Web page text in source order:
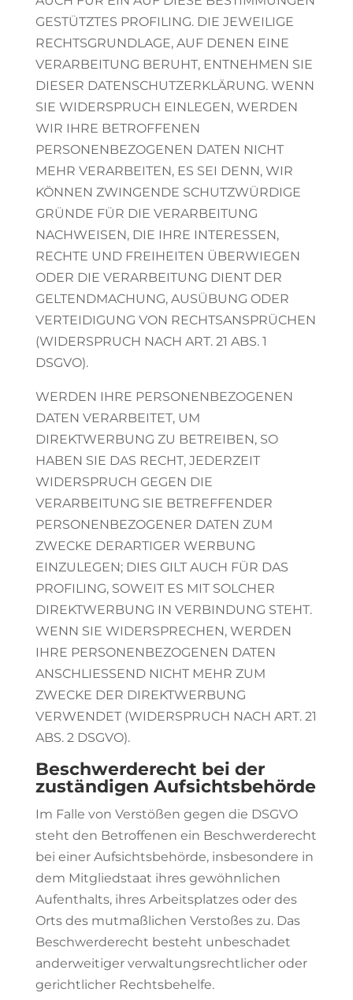
GESTÜTZTES PROFILING. DIE JEWEILIGE
RECHTSGRUNDLAGE, AUF DENEN EINE
VERARBEITUNG BERUHT, ENTNEHMEN SIE
DIESER DATENSCHUTZERKLÄRUNG. WENN
SIE WIDERSPRUCH EINLEGEN, WERDEN
WIR IHRE BETROFFENEN
PERSONENBEZOGENEN DATEN NICHT
MEHR VERARBEITEN, ES SEI DENN, WIR
KÖNNEN ZWINGENDE SCHUTZWÜRDIGE
GRÜNDE FÜR DIE VERARBEITUNG
NACHWEISEN, DIE IHRE INTERESSEN,
RECHTE UND FREIHEITEN ÜBERWIEGEN
ODER DIE VERARBEITUNG DIENT DER
GELTENDMACHUNG, AUSÜBUNG ODER
VERTEIDIGUNG VON RECHTSANSPRÜCHEN
(WIDERSPRUCH NACH ART. 21 ABS. 1
DSGVO).
WERDEN IHRE PERSONENBEZOGENEN
DATEN VERARBEITET, UM
DIREKTWERBUNG ZU BETREIBEN, SO
HABEN SIE DAS RECHT, JEDERZEIT
WIDERSPRUCH GEGEN DIE
VERARBEITUNG SIE BETREFFENDER
PERSONENBEZOGENER DATEN ZUM
ZWECKE DERARTIGER WERBUNG
EINZULEGEN; DIES GILT AUCH FÜR DAS
PROFILING, SOWEIT ES MIT SOLCHER
DIREKTWERBUNG IN VERBINDUNG STEHT.
WENN SIE WIDERSPRECHEN, WERDEN
IHRE PERSONENBEZOGENEN DATEN
ANSCHLIESSEND NICHT MEHR ZUM
ZWECKE DER DIREKTWERBUNG
VERWENDET (WIDERSPRUCH NACH ART. 21
ABS. 2 DSGVO).
Beschwerde­recht bei der
zuständigen Aufsichts­behörde
Im Falle von Verstößen gegen die DSGVO
steht den Betroffenen ein Beschwerderecht
bei einer Aufsichtsbehörde, insbesondere in
dem Mitgliedstaat ihres gewöhnlichen
Aufenthalts, ihres Arbeitsplatzes oder des
Orts des mutmaßlichen Verstoßes zu. Das
Beschwerderecht besteht unbeschadet
anderweitiger verwaltungsrechtlicher oder
gerichtlicher Rechtsbehelfe.